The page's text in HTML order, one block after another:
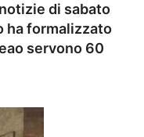
di sabato
ha formalizzato
servono 60